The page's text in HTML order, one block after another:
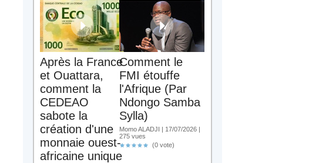
Après la France
et Ouattara,
comment la
CEDEAO
sabote la
création d'une
monnaie ouest-
africaine unique
Comment le
FMI étouffe
l'Afrique (Par
Ndongo Samba
Sylla)
Momo ALADJI | 17/07/2026 |
275 vues
(0 vote)